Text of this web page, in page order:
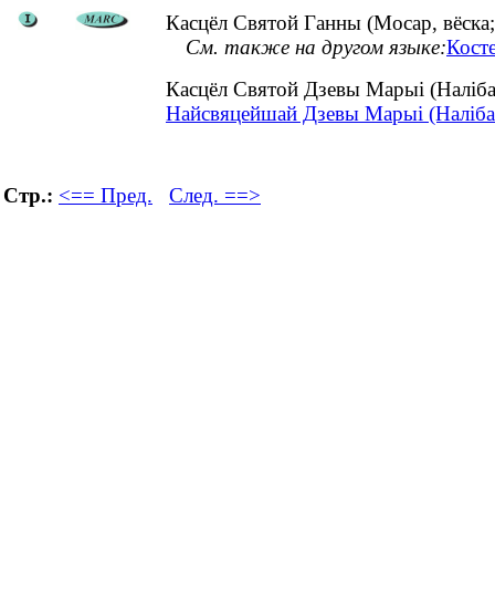
Касцёл Святой Ганны (Мосар,
См. также на другом языке:
Касцёл Святой Дзевы Марыі
Найсвяцейшай Дзевы Марыі
Стр.: <== Пред. След. ==>